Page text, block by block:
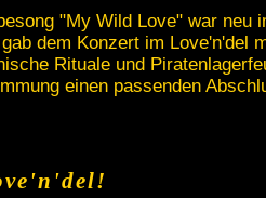
"My Wild Love" war neu
dem Konzert im Love'n'del
Rituale und
einen passenden